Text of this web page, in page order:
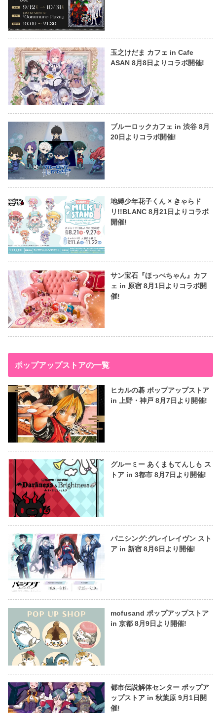
玉之けだま カフェ in Cafe
ASAN 8月8日よりコラボ開催!
ブルーロックカフェ in 渋谷 8月
20日よりコラボ開催!
地縛少年花子くん × きゃらド
リ!!BLANC 8月21日よりコラボ
開催!
サン宝石『ほっぺちゃん』カフ
ェ in 原宿 8月1日よりコラボ開
催!
ポップアップストアの一覧
ヒカルの碁 ポップアップストア
in 上野・神戸 8月7日より開催!
グルーミー あくまもてんしも ス
トア in 3都市 8月7日より開催!
パニシング:グレイレイヴン スト
ア in 新宿 8月6日より開催!
mofusand ポップアップストア
in 京都 8月9日より開催!
都市伝説解体センター ポップア
ップストア in 秋葉原 9月1日開
催!